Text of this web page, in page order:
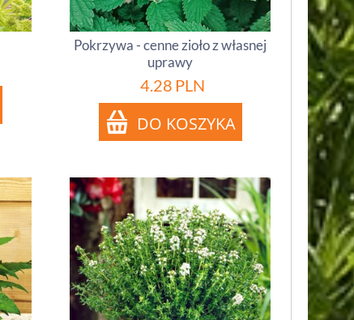
Pokrzywa - cenne zioło z własnej
uprawy
4.28 PLN